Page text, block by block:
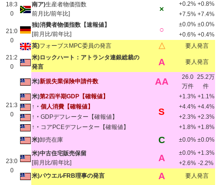
18:3
0
南ア)生産者物価指数
前月比/前年比]
×
+0.2% +0.8%
+7.5% +7.4%
21:0
0
独)消費者物価指数【速報値】
[前月比/前年比]
○
±0.0% ±0.0%
+0.6% +0.4%
英)フォーブスMPC委員の発言 △
要人発言
21:2
0
米)ロックハート：アトランタ連銀総裁の
発言
A 要人発言
21:3
0
米)新規失業保険申請件数 AA
26.0
万件
25.2万
件
米)第2四半期GDP【確報値】
S
+1.3% +1.1%
↑・ 個人消費【確報値】 +4.4% +4.4%
↑・ GDPデフレーター【確報値】 +2.3% +2.3%
↑・ コアPCEデフレーター【確報値】 +1.8% +1.8%
米)卸売在庫 C ±0.0% ±0.0%
23:0
0
米)中古住宅販売保留
[前月比/前年比]
A ±0.0% +1.3%
+2.6% -2.2%
米)パウエルFRB理事の発言
A
要人発言